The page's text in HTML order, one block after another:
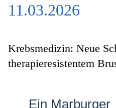
Das Technologieland
Innovationsfelder
11.03.2026
Krebsmedizin: Neue
therapieresistentem
Ein Marburger